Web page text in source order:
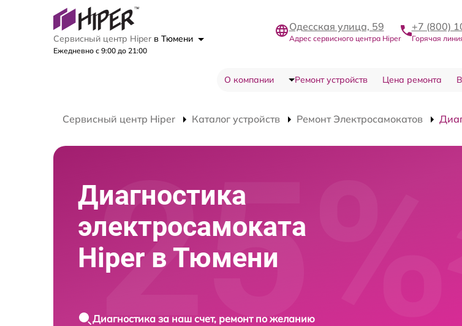
Сервисный центр Hiper в Тюмени
Ежедневно с 9:00 до 21:00
Одесская улица, 59
Адрес сервисного центра Hiper
+7 (800)
Горячая
О компании Ремонт устройств Цена ремонта
Сервисный центр Hiper Каталог устройств Ремонт Электросамокатов
Диагностика
электросамоката
Hiper в Тюмени
Диагностика за наш счет, ремонт по желанию